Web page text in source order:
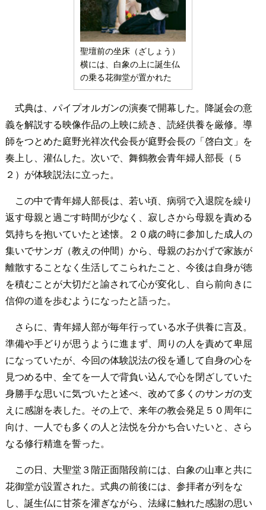
聖壇前の坐床（ざしょう）
横には、白象の上に誕生仏
の乗る花御堂が置かれた
式典は、パイプオルガンの演奏で開幕した。降誕会の意
義を解説する映像作品の上映に続き、読経供養を厳修。導
師をつとめた庭野光祥次代会長が庭野会長の「啓白文」を
奏上し、灌仏した。次いで、舞鶴教会青年婦人部長（５
２）が体験説法に立った。
この中で青年婦人部長は、若い頃、病弱で入退院を繰り
返す母親と過ごす時間が少なく、寂しさから母親を責める
気持ちを抱いていたと述懐。２０歳の時に参加した成人の
集いでサンガ（教えの仲間）から、母親のおかげで家族が
離散することなく生活してこられたこと、今後は自身が徳
を積むことが大切だと諭されて心が変化し、自ら前向きに
信仰の道を歩むようになったと語った。
さらに、青年婦人部が毎年行っている水子供養に言及。
準備や手どりが思うように進まず、周りの人を責めて卑屈
になっていたが、今回の体験説法の役を通して自身の心を
見つめる中、全てを一人で背負い込んで心を閉ざしていた
身勝手な思いに気づいたと述べ、改めて多くのサンガの支
えに感謝を表した。その上で、来年の教会発足５０周年に
向け、一人でも多くの人と法悦を分かち合いたいと、さら
なる修行精進を誓った。
この日、大聖堂３階正面階段前には、白象の山車と共に
花御堂が設置された。式典の前後には、参拝者が列をな
し、誕生仏に甘茶を灌ぎながら、法縁に触れた感謝の思い